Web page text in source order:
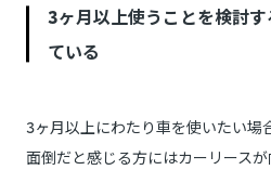
3ヶ月以上使うことを検討
ている
3ヶ月以上にわたり車を使いたい場
面倒だと感じる方にはカーリースが